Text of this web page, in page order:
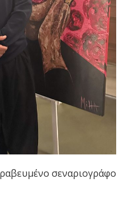
σεναριογράφο